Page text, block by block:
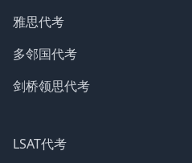
雅思代考
多邻国代考
剑桥领思代考
LSAT代考